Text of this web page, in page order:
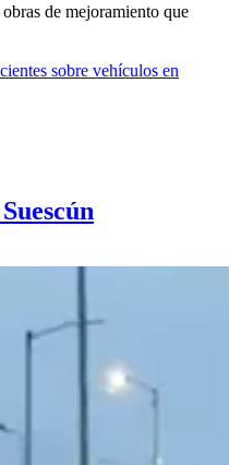
de mejoramiento que
sobre vehículos en